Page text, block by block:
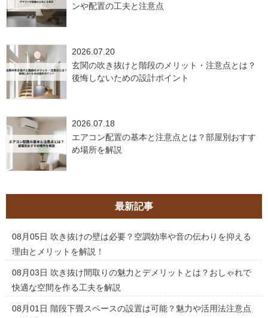
ンや配置の工夫と注意点
2026.07.20
玄関の吹き抜けと階段のメリット・注意点とは？
後悔しないための設計ポイント
2026.07.18
エアコン配置の基本と注意点とは？部屋別おすす
め場所を解説
最新記事
08月05日 吹き抜けの壁は必要？空調効率や音の伝わりを抑える
理由とメリットを解説！
08月03日 吹き抜け間取りの魅力とデメリットとは？おしゃれで
快適な空間を作る工夫を解説
08月01日 階段下畳スペースの設置は可能？魅力や活用法注意点